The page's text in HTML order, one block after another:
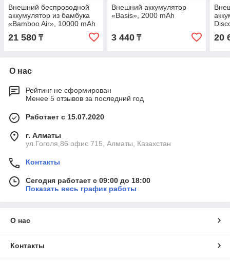
Внешний беспроводной
аккумулятор из бамбука
«Bamboo Air», 10000 mAh
21 580 ₸
Внешний аккумулятор
«Basis», 2000 mAh
3 440₸ 20
О нас
Рейтинг не сформирован
Менее 5 отзывов за последний год
Работает с 15.07.2020
г. Алматы
ул.Гоголя,86 офис 715, Алматы, Казахстан
Контакты
Сегодня работает с 09:00 до 18:00
Показать весь график работы
О нас
Контакты